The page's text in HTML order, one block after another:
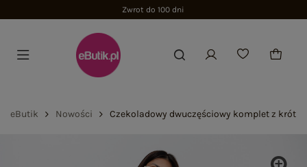
Zwrot do 100 dni
eButik Nowości Czekoladowy dwuczęściowy komplet z